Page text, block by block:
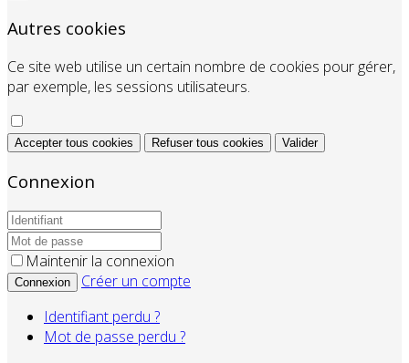
Autres cookies
Ce site web utilise un certain nombre de cookies pour gérer,
par exemple, les sessions utilisateurs.
Accepter tous cookies Refuser tous cookies Valider
Connexion
Maintenir la connexion
Connexion
Créer un compte
Identifiant perdu ?
Mot de passe perdu ?